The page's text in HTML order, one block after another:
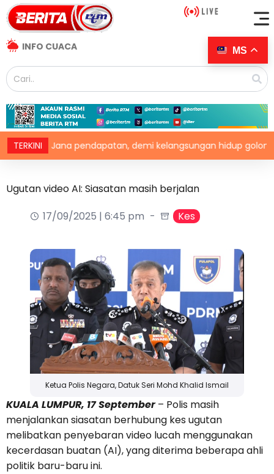
INFO CUACA
TERKINI
Jana pendapatan, demi kelangsungan hidup golongan
Ugutan video AI: Siasatan masih berjalan
17/09/2025 | 6:45 pm
Kes
Ketua Polis Negara, Datuk Seri Mohd Khalid Ismail
KUALA LUMPUR, 17 September– Polis masih
menjalankan siasatan berhubung kes ugutan
melibatkan penyebaran video lucah menggunakan
kecerdasan buatan (AI), yang diterima beberapa ahli
politik baru-baru ini.
MS